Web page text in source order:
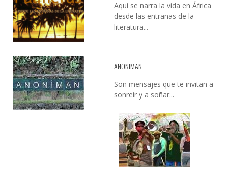
Aquí se narra la vida en África
desde las entrañas de la
literatura...
ANONIMAN
Son mensajes que te invitan a
sonreír y a soñar...